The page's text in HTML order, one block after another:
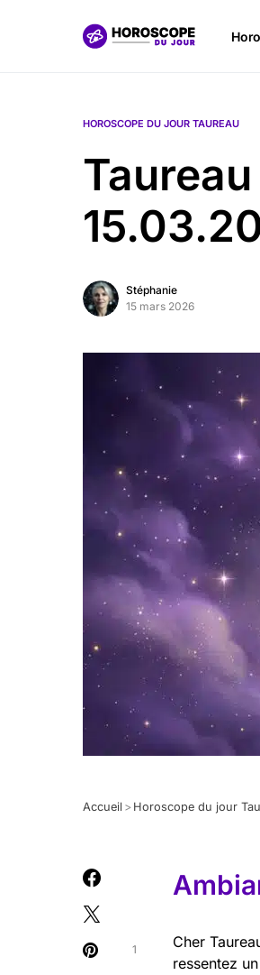
HOROSCOPE DU JOUR TAUREAU
Stéphanie
15 mars 2026
Accueil > Horoscope du jour
1 Cher
ressentez